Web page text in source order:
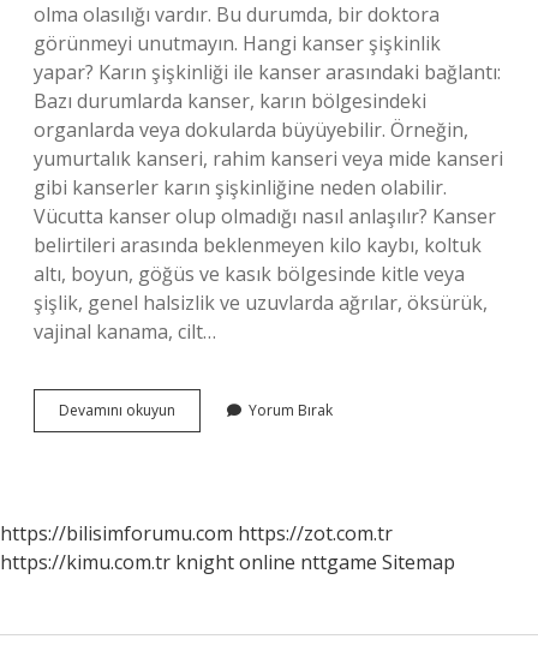
olma olasılığı vardır. Bu durumda, bir doktora
görünmeyi unutmayın. Hangi kanser şişkinlik
yapar? Karın şişkinliği ile kanser arasındaki bağlantı:
Bazı durumlarda kanser, karın bölgesindeki
organlarda veya dokularda büyüyebilir. Örneğin,
yumurtalık kanseri, rahim kanseri veya mide kanseri
gibi kanserler karın şişkinliğine neden olabilir.
Vücutta kanser olup olmadığı nasıl anlaşılır? Kanser
belirtileri arasında beklenmeyen kilo kaybı, koltuk
altı, boyun, göğüs ve kasık bölgesinde kitle veya
şişlik, genel halsizlik ve uzuvlarda ağrılar, öksürük,
vajinal kanama, cilt…
Devamını okuyun
Şişliği
Yorum Bırak
https://bilisimforumu.com https://zot.com.tr
https://kimu.com.tr knight online nttgame Sitemap